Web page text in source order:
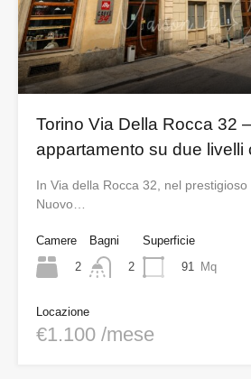
Torino Via Della Rocca 32
appartamento su due livelli
In Via della Rocca 32, nel
Nuovo…
Camere
2
Bagni
2
Superficie
91
Mq
Locazione
€1.100 /mese